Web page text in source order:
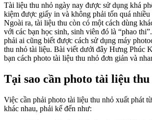
Tài liệu thu nhỏ ngày nay được sử dụng khá
kiệm được giấy in và không phải tốn quá
Ngoài ra, tài liệu thu còn có một cách dùng
với các bạn học sinh, sinh viên đó là “phao
phải ai cũng biết được cách sử dụng máy
thu nhỏ tài liệu. Bài viết dưới đây Hưng Phúc
bạn cách photo tài liệu thu nhỏ đơn giản và
Tại sao cần photo tài liệu thu
Việc cần phải photo tài liệu thu nhỏ xuất phát
khác nhau, phải kể đến như: